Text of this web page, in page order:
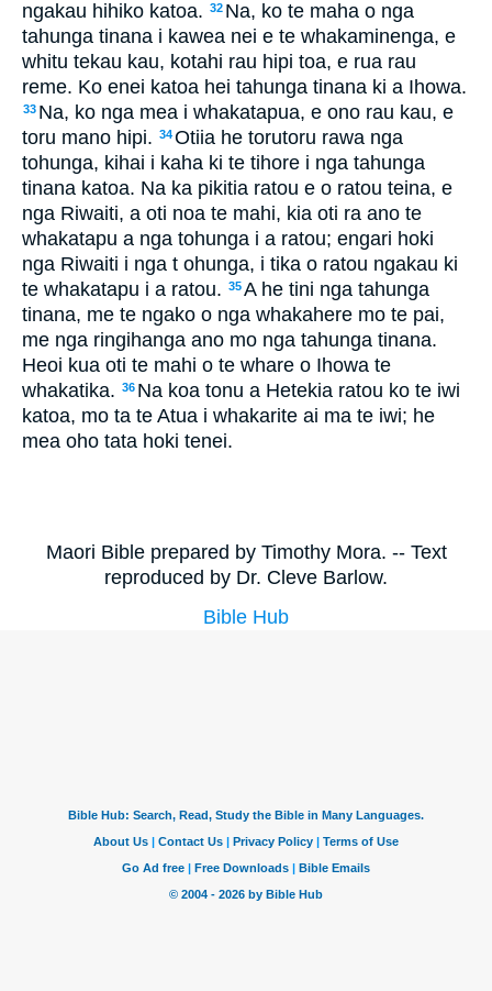
ngakau hihiko katoa. 32 Na, ko te maha o nga
tahunga tinana i kawea nei e te whakaminenga, e
whitu tekau kau, kotahi rau hipi toa, e rua rau
reme. Ko enei katoa hei tahunga tinana ki a Ihowa.
33 Na, ko nga mea i whakatapua, e ono rau kau, e
toru mano hipi. 34Otiia he torutoru rawa nga
tohunga, kihai i kaha ki te tihore i nga tahunga
tinana katoa. Na ka pikitia ratou e o ratou teina, e
nga Riwaiti, a oti noa te mahi, kia oti ra ano te
whakatapu a nga tohunga i a ratou; engari hoki
nga Riwaiti i nga t ohunga, i tika o ratou ngakau ki
te whakatapu i a ratou. 35A he tini nga tahunga
tinana, me te ngako o nga whakahere mo te pai,
me nga ringihanga ano mo nga tahunga tinana.
Heoi kua oti te mahi o te whare o Ihowa te
whakatika. 36 Na koa tonu a Hetekia ratou ko te iwi
katoa, mo ta te Atua i whakarite ai ma te iwi; he
mea oho tata hoki tenei.
Maori Bible prepared by Timothy Mora. -- Text
reproduced by Dr. Cleve Barlow.
Bible Hub